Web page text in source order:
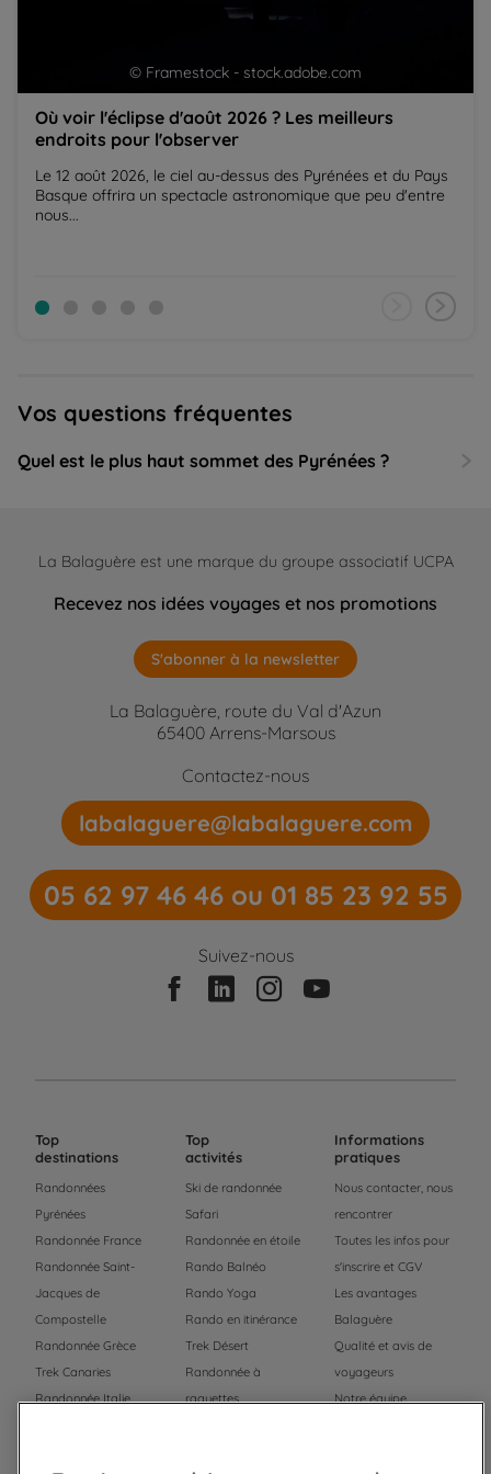
© Framestock - stock.adobe.com
Où voir l'éclipse d'août 2026 ? Les meilleurs
endroits pour l'observer
Le 12 août 2026, le ciel au-dessus des Pyrénées et du Pays
Basque offrira un spectacle astronomique que peu d'entre
nous...
Vos questions fréquentes
Quel est le plus haut sommet des Pyrénées ?
La Balaguère est une marque du groupe associatif UCPA
Recevez nos idées voyages et nos promotions
S'abonner à la newsletter
La Balaguère, route du Val d'Azun
65400 Arrens-Marsous
Contactez-nous
labalaguere@labalaguere.com
05 62 97 46 46 ou 01 85 23 92 55
Suivez-nous
Top
destinations
Randonnées
Pyrénées
Randonnée France
Randonnée Saint-
Jacques de
Compostelle
Randonnée Grèce
Trek Canaries
Randonnée Italie
Top
activités
Ski de randonnée
Safari
Randonnée en étoile
Rando Balnéo
Rando Yoga
Rando en itinérance
Trek Désert
Randonnée à
raquettes
Informations
pratiques
Nous contacter, nous
rencontrer
Toutes les infos pour
s'inscrire et CGV
Les avantages
Balaguère
Qualité et avis de
voyageurs
Notre équipe